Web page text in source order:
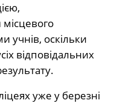
учнів, оскільки
відповідальних